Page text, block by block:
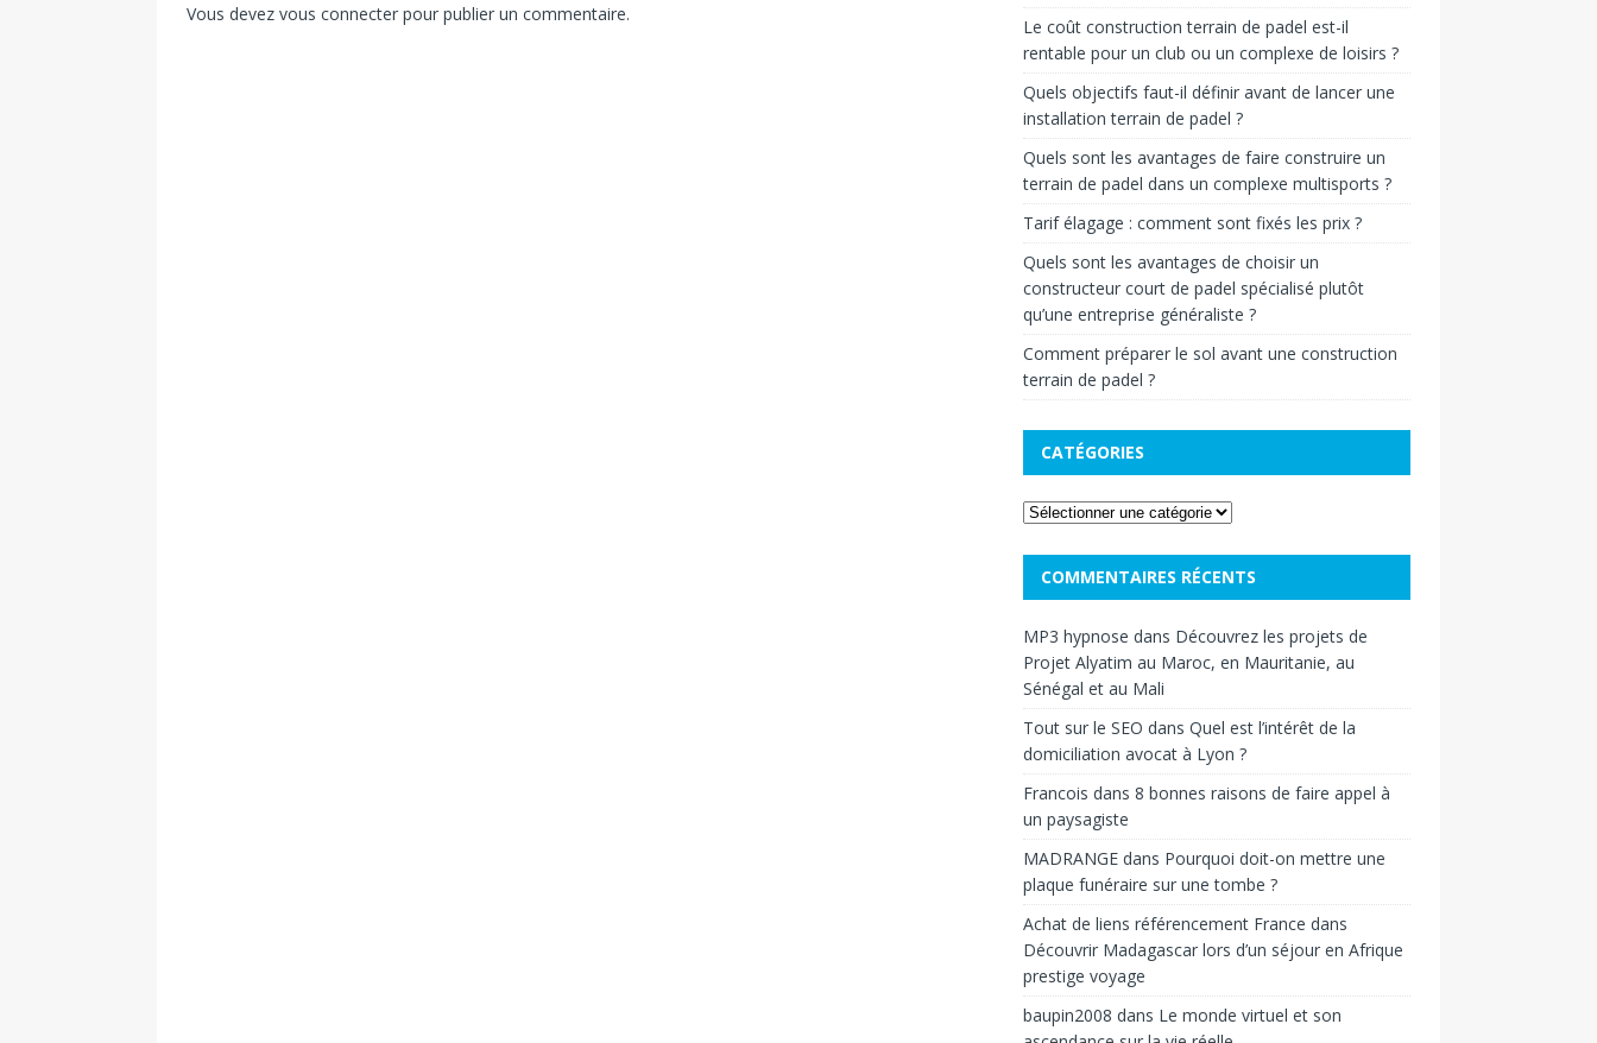
Vous devez vous connecter pour publier un commentaire.
Le coût construction terrain de padel est-il
rentable pour un club ou un complexe de loisirs ?
Quels objectifs faut-il définir avant de lancer une
installation terrain de padel ?
Quels sont les avantages de faire construire un
terrain de padel dans un complexe multisports ?
Tarif élagage : comment sont fixés les prix ?
Quels sont les avantages de choisir un
constructeur court de padel spécialisé plutôt
qu’une entreprise généraliste ?
Comment préparer le sol avant une construction
terrain de padel ?
CATÉGORIES
COMMENTAIRES RÉCENTS
MP3 hypnose dans Découvrez les projets de
Projet Alyatim au Maroc, en Mauritanie, au
Sénégal et au Mali
Tout sur le SEO dans Quel est l’intérêt de la
domiciliation avocat à Lyon ?
Francois dans 8 bonnes raisons de faire appel à
un paysagiste
MADRANGEdans Pourquoi doit-on mettre une
plaque funéraire sur une tombe ?
Achat de liens référencement France dans
Découvrir Madagascar lors d’un séjour en Afrique
prestige voyage
baupin2008 dans Le monde virtuel et son